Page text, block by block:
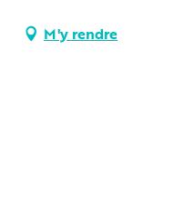
M'y rendre